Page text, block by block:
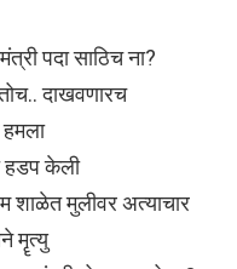
पदा साठिच ना?
दाखवणारच
हमला
हडप केली
मुलीवर अत्याचार
मॄत्यु